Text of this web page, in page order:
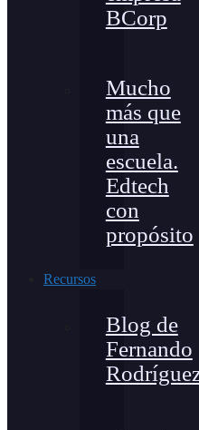
BCorp
Mucho
más que
una
escuela.
Edtech
con
propósito
Recursos
Blog de
Fernando